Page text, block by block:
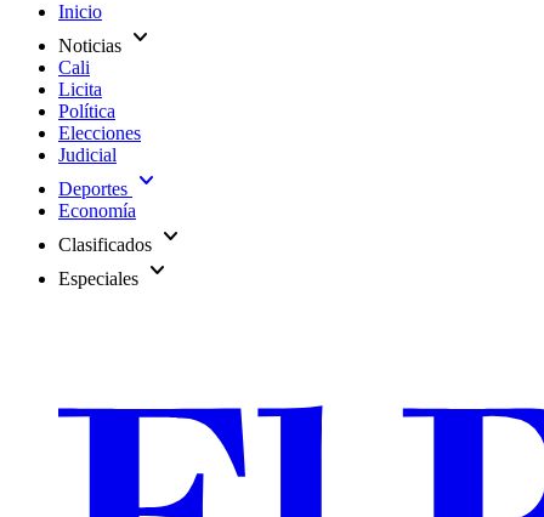
Inicio
Noticias expand_more
Cali
Licita
Política
Elecciones
Judicial
Deportes expand_more
Economía
Clasificados expand_more
Especiales expand_more